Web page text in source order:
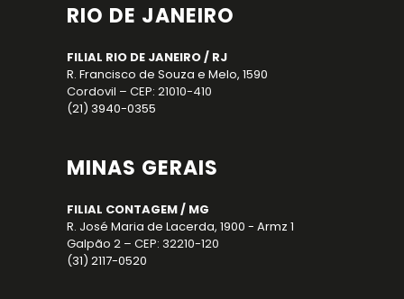
RIO DE JANEIRO
FILIAL RIO DE JANEIRO / RJ
R. Francisco de Souza e Melo, 1590
Cordovil – CEP: 21010-410
(21) 3940-0355
MINAS GERAIS
FILIAL CONTAGEM / MG
R. José Maria de Lacerda, 1900 - Armz 1
Galpão 2 – CEP: 32210-120
(31) 2117-0520